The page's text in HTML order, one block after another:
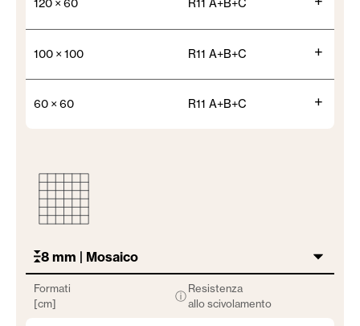
100 × 100 R11 A+B+C +
60 × 60 R11 A+B+C +
8 mm | Mosaico
Formati
[cm]
Resistenza
allo scivolamento
ⓘ